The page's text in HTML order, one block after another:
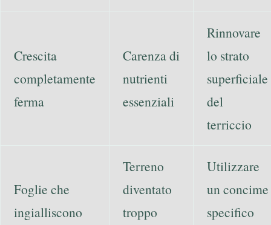
Crescita
completamente
ferma
Carenza di
nutrienti
essenziali
Rinnovare
lo strato
superficiale
del
terriccio
Foglie che
ingialliscono
Terreno
diventato
troppo
Utilizzare
un concime
specifico